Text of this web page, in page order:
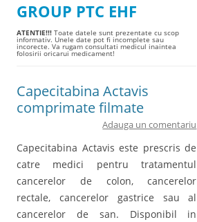
GROUP PTC EHF
ATENTIE!!! Toate datele sunt prezentate cu scop
informativ. Unele date pot fi incomplete sau
incorecte. Va rugam consultati medicul inaintea
folosirii oricarui medicament!
Capecitabina Actavis
comprimate filmate
Adauga un comentariu
Capecitabina Actavis este prescris de
catre medici pentru tratamentul
cancerelor de colon, cancerelor
rectale, cancerelor gastrice sau al
cancerelor de san. Disponibil in